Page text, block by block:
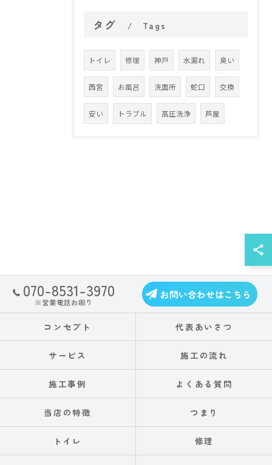
タグ Tags
トイレ 修理 神戸 水漏れ 臭い
西宮 お風呂 洗面所 蛇口 交換
安い トラブル 高圧洗浄 芦屋
070-8531-3970
※営業電話お困り
お問い合わせはこちら
コンセプト 代表あいさつ
サービス 施工の流れ
施工事例 よくある質問
当店の特徴 つまり
トイレ 修理